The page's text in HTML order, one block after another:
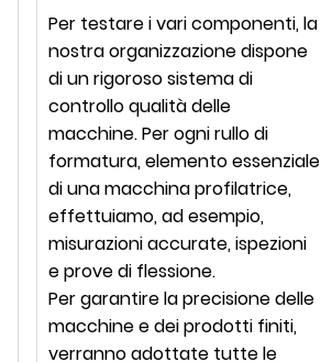
Per testare i vari componenti, la
nostra organizzazione dispone
di un rigoroso sistema di
controllo qualità delle
macchine. Per ogni rullo di
formatura, elemento essenziale
di una macchina profilatrice,
effettuiamo, ad esempio,
misurazioni accurate, ispezioni
e prove di flessione.
Per garantire la precisione delle
macchine e dei prodotti finiti,
verranno adottate tutte le